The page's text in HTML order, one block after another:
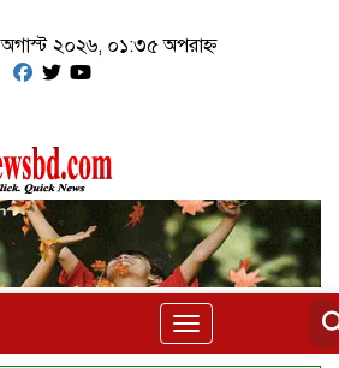
অগাস্ট ২০২৬, ০১:৩৫ অপরাহ্ন
Toggle
navigation